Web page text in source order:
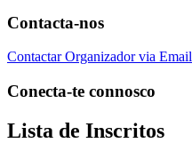
Contacta-nos
Contactar Organizador via Email
Conecta-te connosco
Lista de Inscritos